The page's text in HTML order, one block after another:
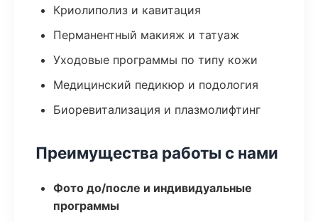
Криолиполиз и кавитация
Перманентный макияж и татуаж
Уходовые программы по типу кожи
Медицинский педикюр и подология
Биоревитализация и плазмолифтинг
Преимущества работы с нами
Фото до/после и индивидуальные
программы